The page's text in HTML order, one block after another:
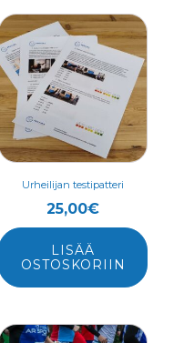
Urheilijan testipatteri
25,00€
LISÄÄ
OSTOSKORIIN